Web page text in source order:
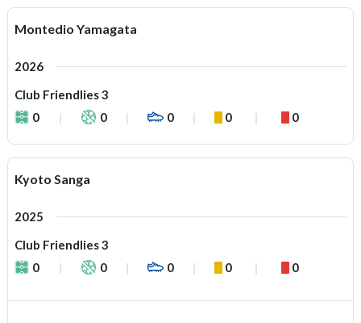
Montedio Yamagata
2026
Club Friendlies 3
0
0 0 0 0
Kyoto Sanga
2025
Club Friendlies 3
0
0 0 0 0